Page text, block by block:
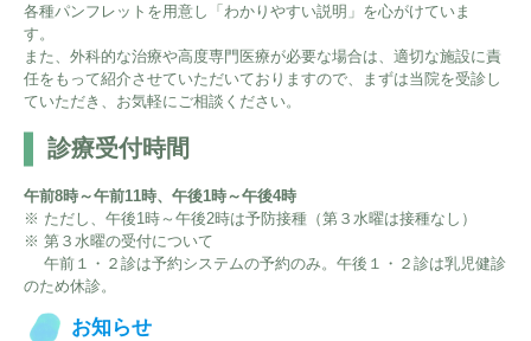
産婦人科
整形外科
耳鼻咽喉科
泌尿器科
眼科
麻酔科
移動診療車（うだモバイルクリニック
UMC）
地域連携課のご案内
各種パンフレットを用意し「わかりやすい説明」を心がけていま
す。
また、外科的な治療や高度専門医療が必要な場合は、適切な施設に責
任をもって紹介させていただいておりますので、まずは当院を受診し
ていただき、お気軽にご相談ください。
診療受付時間
午前8時～午前11時、午後1時～午後4時
※ ただし、午後1時～午後2時は予防接種（第３水曜は接種なし）
※ 第３水曜の受付について
午前１・２診は予約システムの予約のみ。午後１・２診は乳児健診
のため休診。
お知らせ